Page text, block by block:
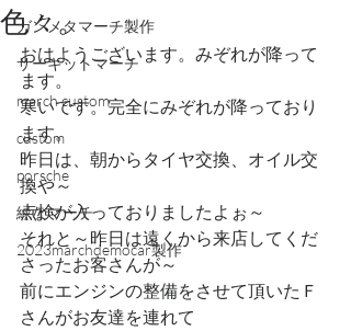
ガンメタマーチ製作
サーキットマーチ
march custom
custom
porsche
緑なマーチ
2023marchdemocar製作
色々。
おはようございます。みぞれが降って
ます。
寒いです。完全にみぞれが降っており
ます。
昨日は、朝からタイヤ交換、オイル交
換や～
点検が入っておりましたよぉ～
それと～昨日は遠くから来店してくだ
さったお客さんが～
前にエンジンの整備をさせて頂いたＦ
さんがお友達を連れて